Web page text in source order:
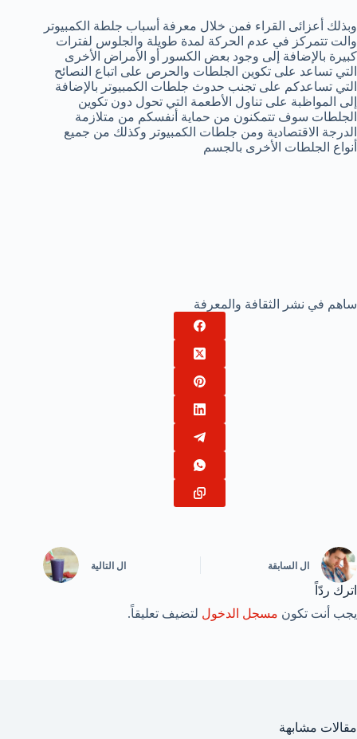
وبذلك أعزائى القراء فمن خلال معرفة أسباب جلطة الكمبيوتر
والت تتمركز في عدم الحركة لمدة طويلة والجلوس لفترات
كبيرة بالإضافة إلى وجود بعض الكسور أو الأمراض الأخرى
التي تساعد على تكوين الجلطات والحرص على اتباع النصائح
التي تساعدكم على تجنب حدوث جلطات الكمبيوتر بالإضافة
إلى المواظبة على تناول الأطعمة التي تحول دون تكوين
الجلطات سوف تتمكنون من حماية أنفسكم من متلازمة
الدرجة الاقتصادية ومن جلطات الكمبيوتر وكذلك من جميع
أنواع الجلطات الأخرى بالجسم
ساهم في نشر الثقافة والمعرفة
ال السابقة ال التالية
اترك ردّاً
يجب أنت تكون مسجل الدخول لتضيف تعليقاً.
مقالات مشابهة